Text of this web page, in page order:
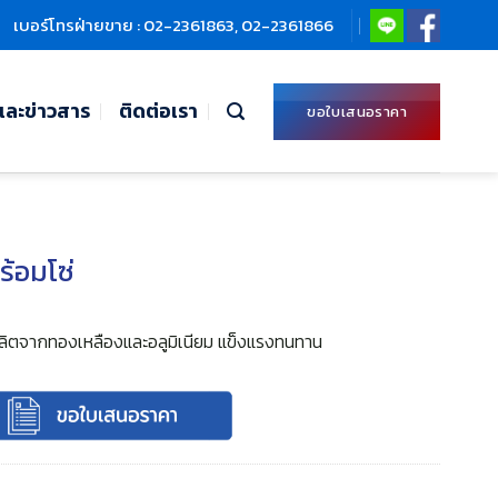
เบอร์โทรฝ่ายขาย : 02-2361863, 02-2361866
ะข่าวสาร ติดต่อเรา ขอใบเสนอราคา
อมโซ่
จากทองเหลืองและอลูมิเนียม แข็งแรงทนทาน